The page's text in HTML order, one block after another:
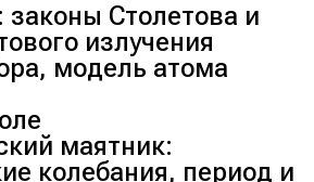
Столетова и
излучения
модель атома
маятник:
колебания, период и